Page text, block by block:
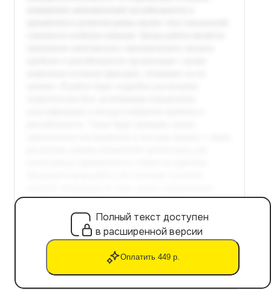
Полный текст доступен
в расширенной версии
Оплатить 449 р.